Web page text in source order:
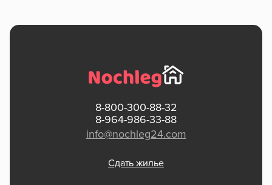
8-800-300-88-32
8-964-986-33-88
info@nochleg24.com
Сдать жилье